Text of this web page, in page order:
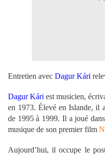
Entretien avec Dagur Kári
Dagur Kári est musicien,
en 1973. Élevé en Islande, il
de 1995 à 1999. Il a joué
musique de son premier film
Aujourd’hui, il occupe le